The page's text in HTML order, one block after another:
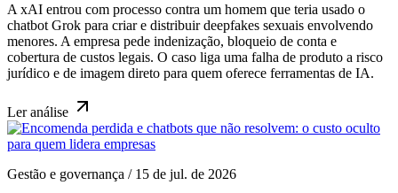
A xAI entrou com processo contra um homem que teria usado o
chatbot Grok para criar e distribuir deepfakes sexuais envolvendo
menores. A empresa pede indenização, bloqueio de conta e
cobertura de custos legais. O caso liga uma falha de produto a risco
jurídico e de imagem direto para quem oferece ferramentas de IA.
Leranálise
Gestão e governança / 15 de jul. de 2026